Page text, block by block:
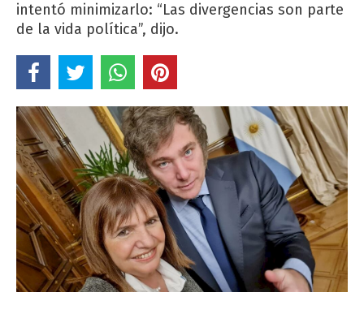
intentó minimizarlo: “Las divergencias son parte
de la vida política”, dijo.